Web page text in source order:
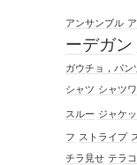
アンサンブル
ーデガン
ガウチョ，パン
シャツ シャツ
スルー ジャケ
フ ストライプ
チラ見せ テラ